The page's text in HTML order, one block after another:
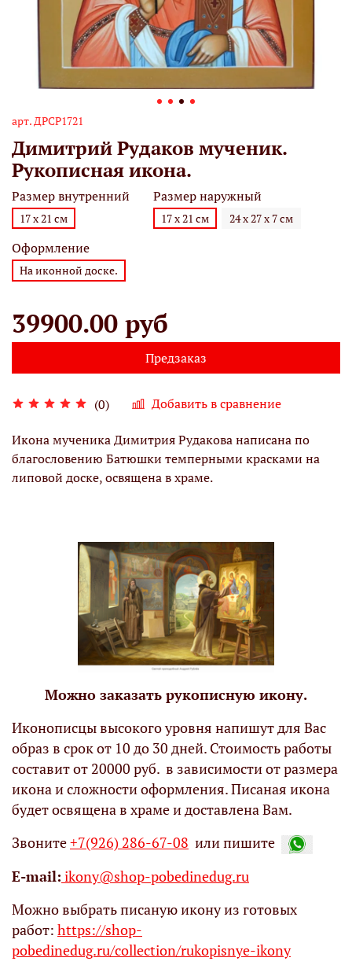
арт.ДРСР1721
Димитрий Рудаков мученик.
Рукописная икона.
(0) Добавить в сравнение
Размер внутренний
17 х 21 см
Размер наружный
17 х 21 см 24 х 27 х 7 см
Оформление
На иконной доске.
39900.00 руб
Предзаказ
Икона мученика Димитрия Рудакова написана по
благословению Батюшки темперными красками на
липовой доске, освящена в храме.
Можно заказать рукописную икону.
Иконописцы высокого уровня напишут для Вас
образ в срок от 10 до 30 дней. Стоимость работы
составит от 20000 руб. в зависимости от размера
икона и сложности оформления. Писаная икона
будет освящена в храме и доставлена Вам.
Звоните+7(926) 286-67-08 или пишите
Е-mail: ikony@shop-pobedinedug.ru
Можно выбрать писаную икону из готовых
работ: https://shop-
pobedinedug.ru/collection/rukopisnye-ikony